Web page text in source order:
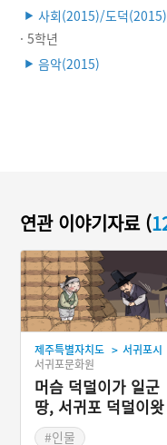
▶ 사회(2015)/도덕
· 5학년
▶ 음악(2015)
연관 이야기자료 (
제주특별자치도 > 서귀포시
서귀포문화원
머슴 덕덜이가 일군
땅, 서귀포 덕덜이왓
#인물